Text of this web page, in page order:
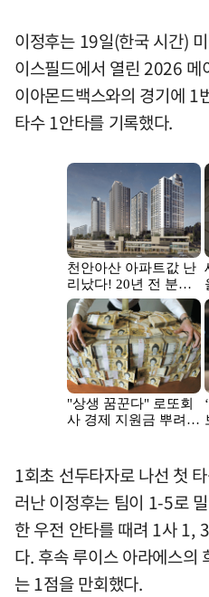
이정후는 19일(한국 시간)
이스필드에서 열린 2026
이아몬드백스와의 경기에 1
타수 1안타를 기록했다.
1회초 선두타자로 나선 첫
러난 이정후는 팀이 1-5로
한 우전 안타를 때려 1사 1,
다. 후속 루이스 아라에스의
는 1점을 만회했다.